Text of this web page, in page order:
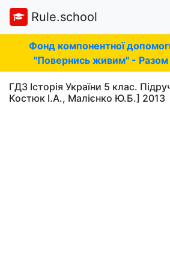
Rule.school
Фонд компонентної
"Повернись живим" -
ГДЗ Історія України 5 клас.
Костюк І.А., Малієнко Ю.Б.] 2013